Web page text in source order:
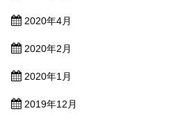
2020年4月
2020年2月
2020年1月
2019年12月